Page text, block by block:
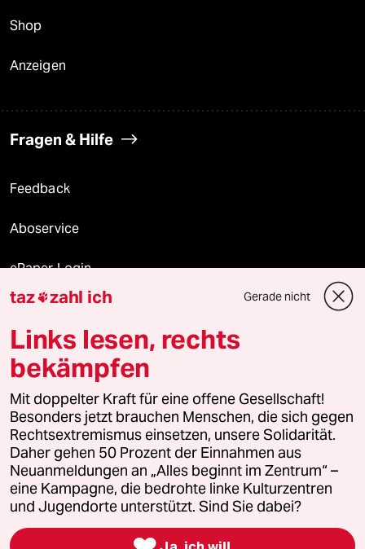
Shop
Anzeigen
Fragen & Hilfe
Feedback
Aboservice
ePaper Login
Downloads für Abonnierende
© 2026 taz Verlags und Vertriebs GmbH
Alle Rechte vorbehalten. Bei rechtlichen Fragen oder für Genehmigungen
wenden Sie sich bitte an lizenzen@taz.de
Feedback Redaktionsstatut Kommune-Richtlinien
Leitlinie Informant Datenschutz Impressum AGB
Seitenwende Einwilligungen widerrufen (Ads)
taz zahl ich Gerade nicht
Links lesen, rechts
bekämpfen
Mit doppelter Kraft für eine offene Gesellschaft!
Besonders jetzt brauchen Menschen, die sich gegen
Rechtsextremismus einsetzen, unsere Solidarität.
Daher gehen 50 Prozent der Einnahmen aus
Neuanmeldungen an „Alles beginnt im Zentrum“ –
eine Kampagne, die bedrohte linke Kulturzentren
und Jugendorte unterstützt. Sind Sie dabei?